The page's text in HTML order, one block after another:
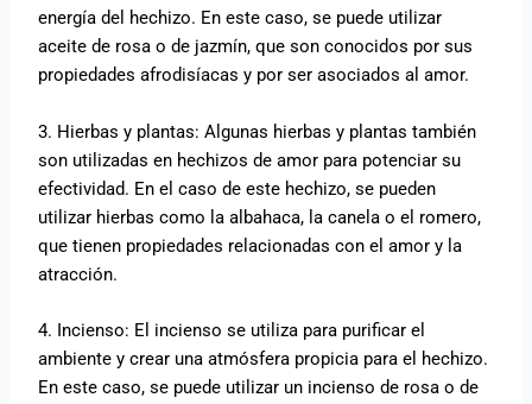
energía del hechizo. En este caso, se puede utilizar
aceite de rosa o de jazmín, que son conocidos por sus
propiedades afrodisíacas y por ser asociados al amor.
3. Hierbas y plantas: Algunas hierbas y plantas también
son utilizadas en hechizos de amor para potenciar su
efectividad. En el caso de este hechizo, se pueden
utilizar hierbas como la albahaca, la canela o el romero,
que tienen propiedades relacionadas con el amor y la
atracción.
4. Incienso: El incienso se utiliza para purificar el
ambiente y crear una atmósfera propicia para el hechizo.
En este caso, se puede utilizar un incienso de rosa o de